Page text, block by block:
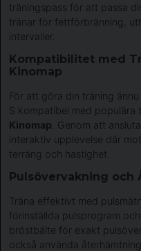
träningspass för att passa
tränar för fettförbränning,
intervaller.
Kompatibilitet med
Kinomap
För att göra din träning
S kompatibel med populära
Kinomap . Genom att
interaktiv upplevelse där
terräng och hastighet.
Pulsövervakning
Träna effektivt med
förinställda pulsprogram
bröstbälte för exakt
också använda